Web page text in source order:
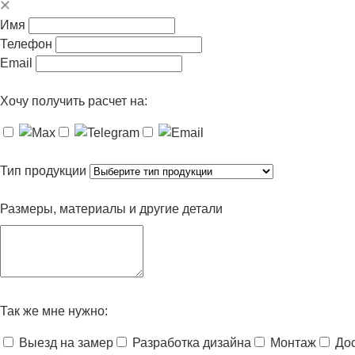
Имя
Телефон
Email
Хочу получить расчет на:
Тип продукции
Размеры, материалы и другие детали
Так же мне нужно:
Выезд на замер Разработка дизайна Монтаж